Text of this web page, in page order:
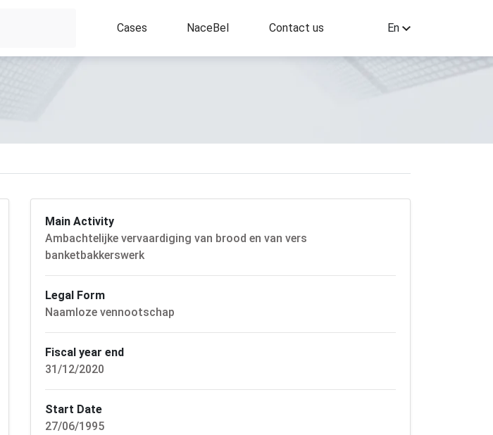
Cases NaceBel Contact us En
Main Activity
Ambachtelijke vervaardiging van brood en van vers
banketbakkerswerk
Legal Form
Naamloze vennootschap
Fiscal year end
31/12/2020
Start Date
27/06/1995